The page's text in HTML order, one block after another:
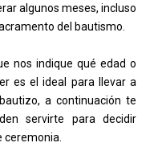
algunos meses, incluso
del bautismo.
nos indique qué edad o
es el ideal para llevar a
a continuación te
servirte para decidir